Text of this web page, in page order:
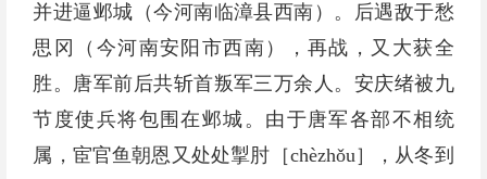
并进逼邺城（今河南临漳县西南）。后遇敌于愁
思冈（今河南安阳市西南），再战，又大获全
胜。唐军前后共斩首叛军三万余人。安庆绪被九
节度使兵将包围在邺城。由于唐军各部不相统
属，宦官鱼朝恩又处处掣肘［chèzhǒu］，从冬到